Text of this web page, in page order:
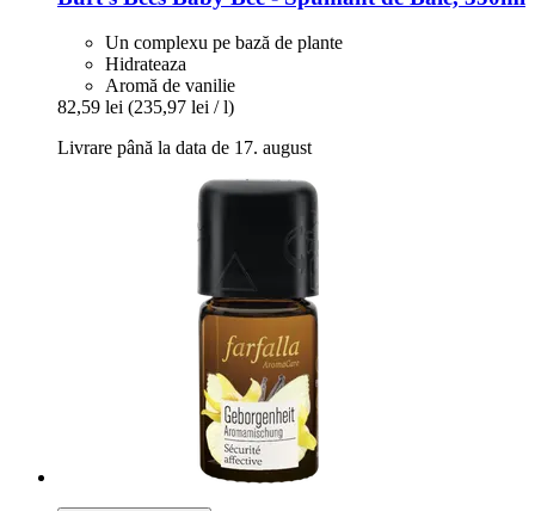
Un complexu pe bază de plante
Hidrateaza
Aromă de vanilie
82,59 lei (235,97 lei / l)
Livrare până la data de 17. august